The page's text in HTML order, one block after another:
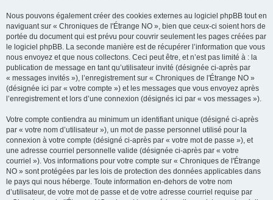
Nous pouvons également créer des cookies externes au logiciel phpBB tout en
naviguant sur « Chroniques de l'Étrange NO », bien que ceux-ci soient hors de
portée du document qui est prévu pour couvrir seulement les pages créées par
le logiciel phpBB. La seconde manière est de récupérer l’information que vous
nous envoyez et que nous collectons. Ceci peut être, et n’est pas limité à : la
publication de message en tant qu’utilisateur invité (désignée ci-après par
« messages invités »), l’enregistrement sur « Chroniques de l'Étrange NO »
(désignée ici par « votre compte ») et les messages que vous envoyez après
l’enregistrement et lors d’une connexion (désignés ici par « vos messages »).
Votre compte contiendra au minimum un identifiant unique (désigné ci-après
par « votre nom d’utilisateur »), un mot de passe personnel utilisé pour la
connexion à votre compte (désigné ci-après par « votre mot de passe »), et
une adresse courriel personnelle valide (désignée ci-après par « votre
courriel »). Vos informations pour votre compte sur « Chroniques de l'Étrange
NO » sont protégées par les lois de protection des données applicables dans
le pays qui nous héberge. Toute information en-dehors de votre nom
d’utilisateur, de votre mot de passe et de votre adresse courriel requise par